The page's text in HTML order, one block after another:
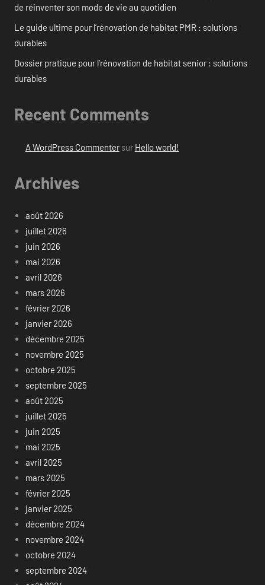
de réinventer son mode de vie au quotidien
Le guide ultime pour l’rénovation de habitat PMR : solutions
durables
Dossier pratique pour l’rénovation de habitat senior : solutions
durables
Recent Comments
A WordPress Commentersur Hello world!
Archives
août 2026
juillet 2026
juin 2026
mai 2026
avril 2026
mars 2026
février 2026
janvier 2026
décembre 2025
novembre 2025
octobre 2025
septembre 2025
août 2025
juillet 2025
juin 2025
mai 2025
avril 2025
mars 2025
février 2025
janvier 2025
décembre 2024
novembre 2024
octobre 2024
septembre 2024